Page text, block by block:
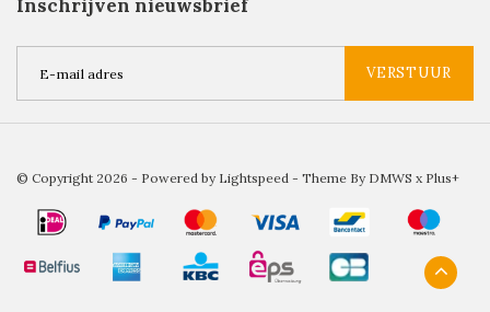
Inschrijven nieuwsbrief
VERSTUUR
© Copyright 2026 - Powered by Lightspeed - Theme By DMWS x Plus+